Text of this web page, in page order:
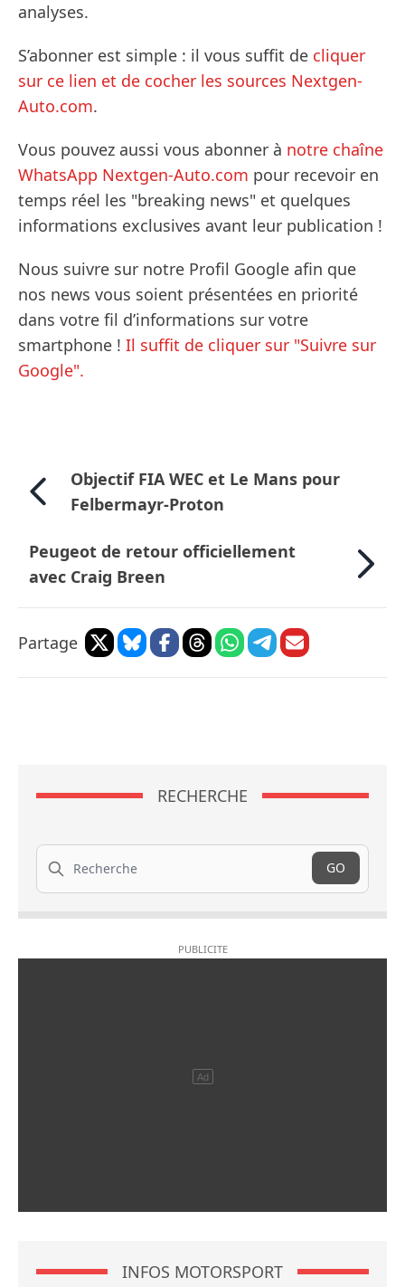
analyses.
S’abonner est simple : il vous suffit de cliquer
sur ce lien et de cocher les sources Nextgen-
Auto.com.
Vous pouvez aussi vous abonner à notre chaîne
WhatsApp Nextgen-Auto.com pour recevoir en
temps réel les "breaking news" et quelques
informations exclusives avant leur publication !
Nous suivre sur notre Profil Google afin que
nos news vous soient présentées en priorité
dans votre fil d’informations sur votre
smartphone ! Il suffit de cliquer sur "Suivre sur
Google".
Objectif FIA WEC et Le Mans pour
Felbermayr-Proton
Peugeot de retour officiellement
avec Craig Breen
Partage
RECHERCHE
Recherche
GO
INFOS MOTORSPORT